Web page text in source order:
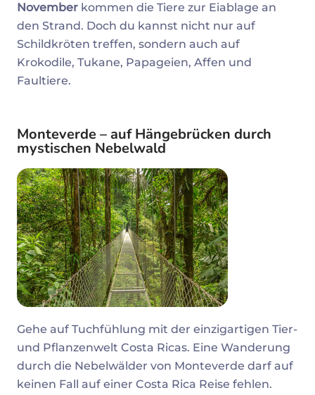
November kommen die Tiere zur Eiablage an
den Strand. Doch du kannst nicht nur auf
Schildkröten treffen, sondern auch auf
Krokodile, Tukane, Papageien, Affen und
Faultiere.
Monteverde – auf Hängebrücken durch
mystischen Nebelwald
Gehe auf Tuchfühlung mit der einzigartigen Tier-
und Pflanzenwelt Costa Ricas. Eine Wanderung
durch die Nebelwälder von Monteverde darf auf
keinen Fall auf einer Costa Rica Reise fehlen.